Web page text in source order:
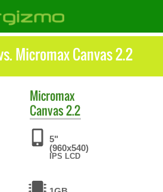
Micromax Canvas 2.2
Micromax
Canvas 2.2
5"
(960x540)
IPS LCD